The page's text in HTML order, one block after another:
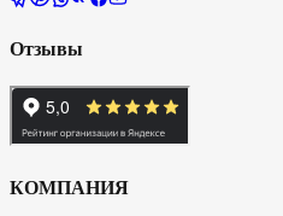
Отзывы
КОМПАНИЯ